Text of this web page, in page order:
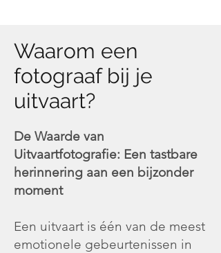
Waarom een
fotograaf bij je
uitvaart?
De Waarde van
Uitvaartfotografie: Een tastbare
herinnering aan een bijzonder
moment
Een uitvaart is één van de meest
emotionele gebeurtenissen in